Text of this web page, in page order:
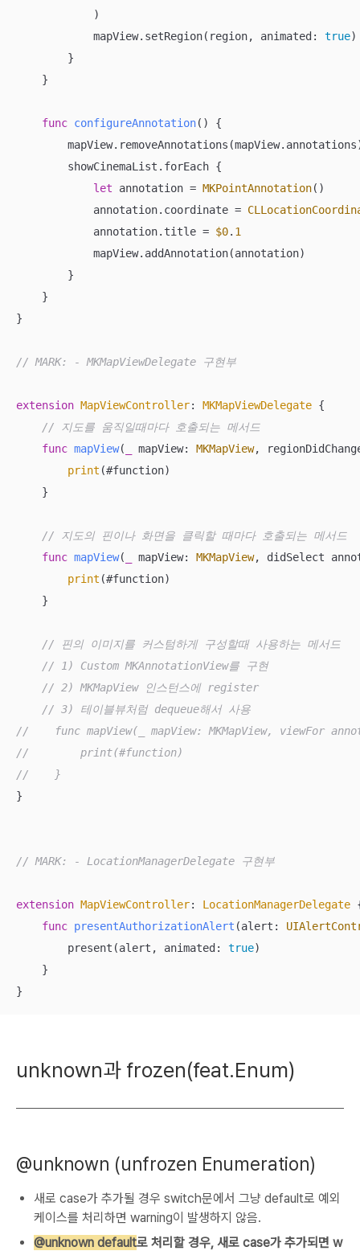
            )
            mapView.setRegion(region, animated:
true)
        }
    }
func configureAnnotation()
{
        showCinemaList.forEach {
let annotation = MKPointAnnotation()
            annotation.coordinate
=
            annotation.title
= $0. 1
            mapView.addAnnotation(annotation)
        }
    }
}
// MARK: - MKMapViewDelegate 구현부
extension MapViewController: MKMapViewDelegate {
// 지도를 움직일때마다 호출되는 메서드
func mapView( mapView: MKMapView,
print (#function)
    }
// 지도의 핀이나 화면을 클릭할 때마다 호출되는 메서드
func mapView( mapView: MKMapView, didSelect
print (#function)
    }
// 핀의 이미지를 커스텀하게 구성할때 사용하는 메서드
// 1) Custom MKAnnotationView를 구현
// 2) MKMapView 인스턴스에 register
// 3) 테이블뷰처럼 dequeue해서 사용
//    func mapView(_ mapView: MKMapView, viewFor
//        print(#function)
//    }
}
// MARK: - LocationManagerDelegate 구현부
extension MapViewController: LocationManagerDelegate
func presentAuthorizationAlert (alert :
        present(alert, animated:
true)
    }
}
unknown과 frozen(feat.Enum)
@unknown (unfrozen Enumeration)
새로 case가 추가될 경우 switch문에서 그냥 default로 예외
케이스를 처리하면 warning이 발생하지 않음.
@unknown default로 처리할 경우, 새로 case가 추가되면 w